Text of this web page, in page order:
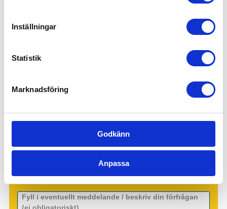
Inställningar
Statistik
Marknadsföring
Godkänn
Anpassa
Kontakta oss idag för mer information!